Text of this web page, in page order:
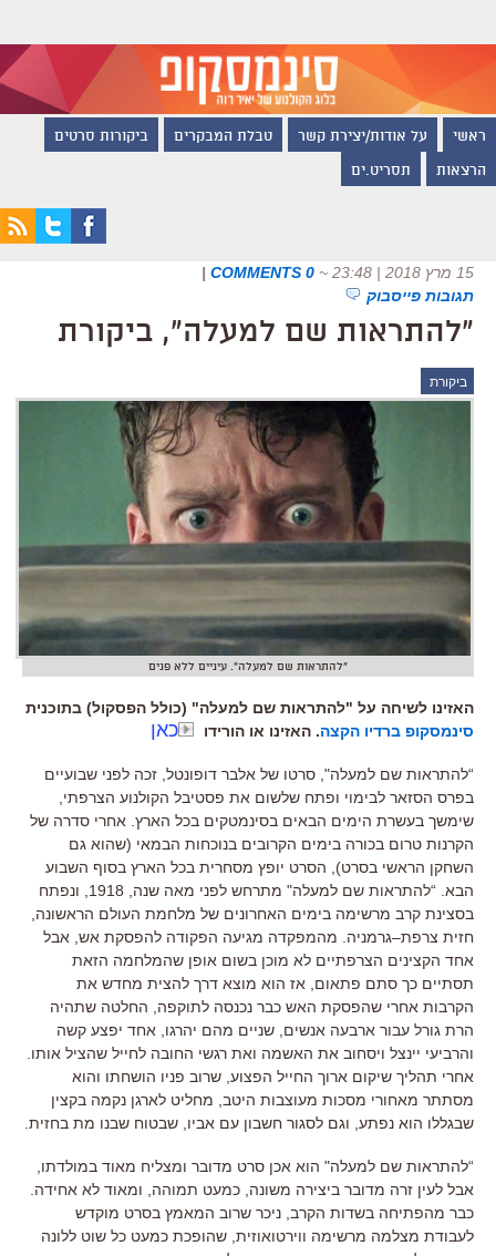
ראשי על אודות/יצירת קשר טבלת המבקרים ביקורות סרטים
הרצאות תסריט.ים
15 מרץ 2018 | 23:48 ~
0 COMMENTS
|
תגובות פייסבוק
"להתראות שם למעלה", ביקורת
ביקורת
"להתראות שם למעלה". עיניים ללא פנים
האזינו לשיחה על "להתראות שם למעלה" (כולל הפסקול) בתוכנית
סינמסקופ ברדיו הקצה. האזינו או הורידו כאן
“להתראות שם למעלה", סרטו של אלבר דופונטל זכה לפני שבועיים
בפרס הסזאר לבימוי ופתח שלשום את פסטיבל הקולנוע הצרפתי,
שימשך בעשרת הימים הבאים בסינמטקים בכל הארץ אחרי סדרה של
הקרנות טרום בכורה בימים הקרובים בנוכחות הבמאי (שהוא גם
השחקן הראשי בסרט), הסרט יופץ מסחרית בכל הארץ בסוף השבוע
הבא . “להתראות שם למעלה" מתרחש לפני מאה שנה
ונפתח
בסצינת קרב מרשימה בימים האחרונים של מלחמת העולם הראשונה
חזית צרפת–גרמניה מהמפקדה מגיעה הפקודה להפסקת אש אבל
אחד הקצינים הצרפתיים לא מוכן בשום אופן שהמלחמה הזאת
תסתיים כך סתם פתאום
אז הוא מוצא דרך להצית מחדש את
הקרבות אחרי שהפסקת האש כבר נכנסה לתוקפה
החלטה שתהיה
הרת גורל עבור ארבעה אנשים שניים מהם יהרגו
אחד יפצע קשה
והרביעי יינצל ויסחוב את האשמה ואת רגשי החובה לחייל שהציל אותו
אחרי תהליך שיקום ארוך החייל הפצוע שרוב פניו הושחתו והוא
מסתתר מאחורי מסכות מעוצבות היטב מחליט לארגן נקמה בקצין
שבגללו הוא נפתע וגם לסגור חשבון עם אביו שבטוח שבנו מת בחזית
“להתראות שם למעלה" הוא אכן סרט מדובר ומצליח מאוד במולדתו
אבל לעין זרה מדובר ביצירה משונה כמעט תמוהה ומאוד לא אחידה
כבר מהפתיחה בשדות הקרב ניכר שרוב המאמץ בסרט מוקדש
לעבודת מצלמה מרשימה ווירטואוזית שהופכת כמעט כל שוט ללונה